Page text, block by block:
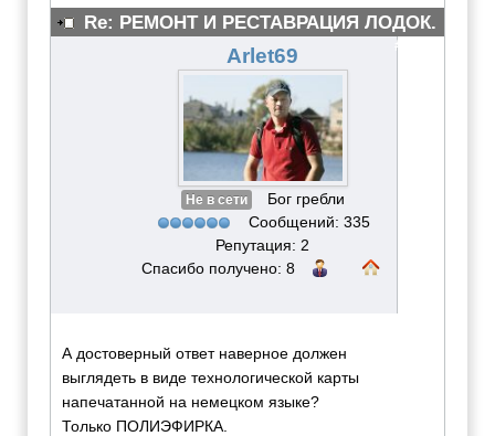
Re: РЕМОНТ И РЕСТАВРАЦИЯ ЛОДОК.
#3876
Arlet69
Не в сети
Бог гребли
Сообщений: 335
Репутация: 2
Спасибо получено: 8
А достоверный ответ наверное должен
выглядеть в виде технологической карты
напечатанной на немецком языке?
Только ПОЛИЭФИРКА.